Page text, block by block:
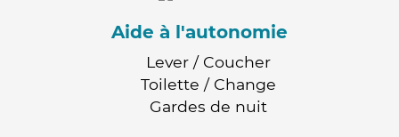
Aide à l'autonomie
Lever / Coucher
Toilette / Change
Gardes de nuit